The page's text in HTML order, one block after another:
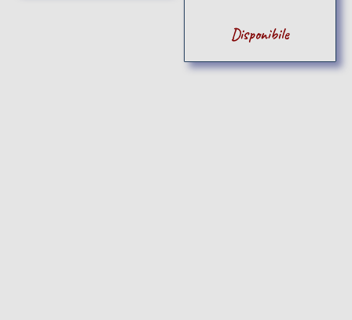
Disponibile